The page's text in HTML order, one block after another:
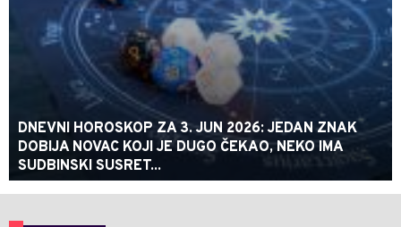
DNEVNI HOROSKOP ZA 3. JUN 2026: JEDAN ZNAK
DOBIJA NOVAC KOJI JE DUGO ČEKAO, NEKO IMA
SUDBINSKI SUSRET...